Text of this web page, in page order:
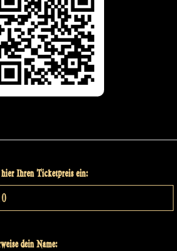
hier Ihren Ticketpreis ein:
dein Name: